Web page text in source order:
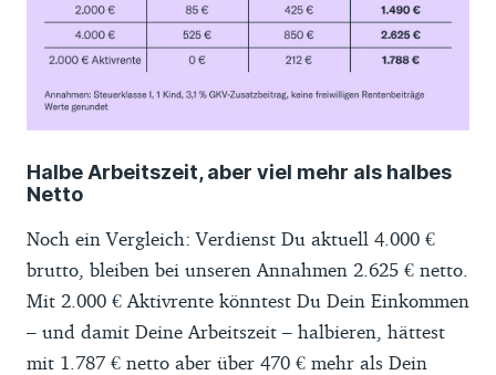
Halbe Arbeitszeit, aber viel mehr als halbes
Netto
Noch ein Vergleich: Verdienst Du aktuell 4.000 €
brutto, bleiben bei unseren Annahmen 2.625 € netto.
Mit 2.000 € Aktivrente könntest Du Dein Einkommen
– und damit Deine Arbeitszeit – halbieren, hättest
mit 1.787 € netto aber über 470 € mehr als Dein